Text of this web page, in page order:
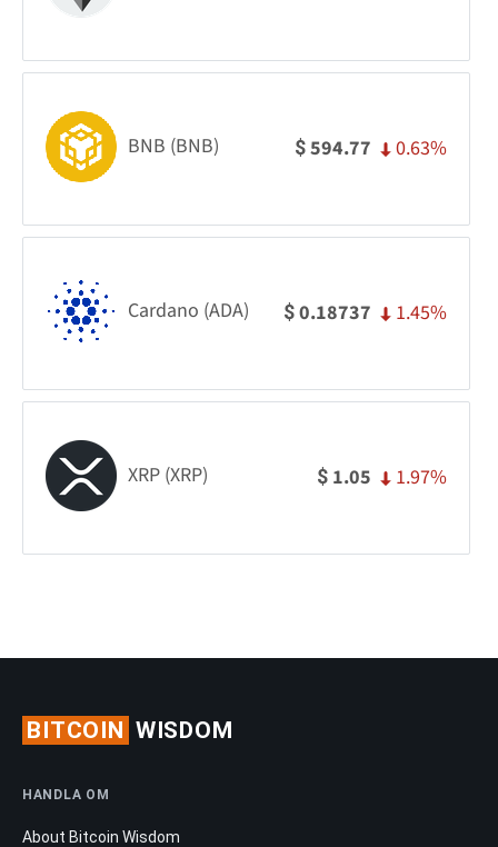
BNB (BNB) $594.77 0.63%
Cardano (ADA) $0.18737 1.45%
XRP (XRP) $ 1.05 1.97%
BITCOIN WISDOM
HANDLA OM
About Bitcoin Wisdom